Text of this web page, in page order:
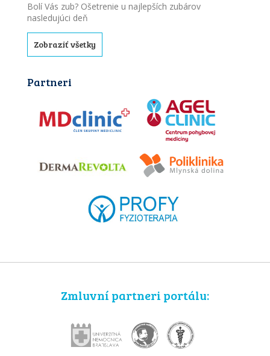
Bolí Vás zub? Ošetrenie u najlepších zubárov
nasledujúci deň
Zobraziť všetky
Partneri
Zmluvní partneri portálu: